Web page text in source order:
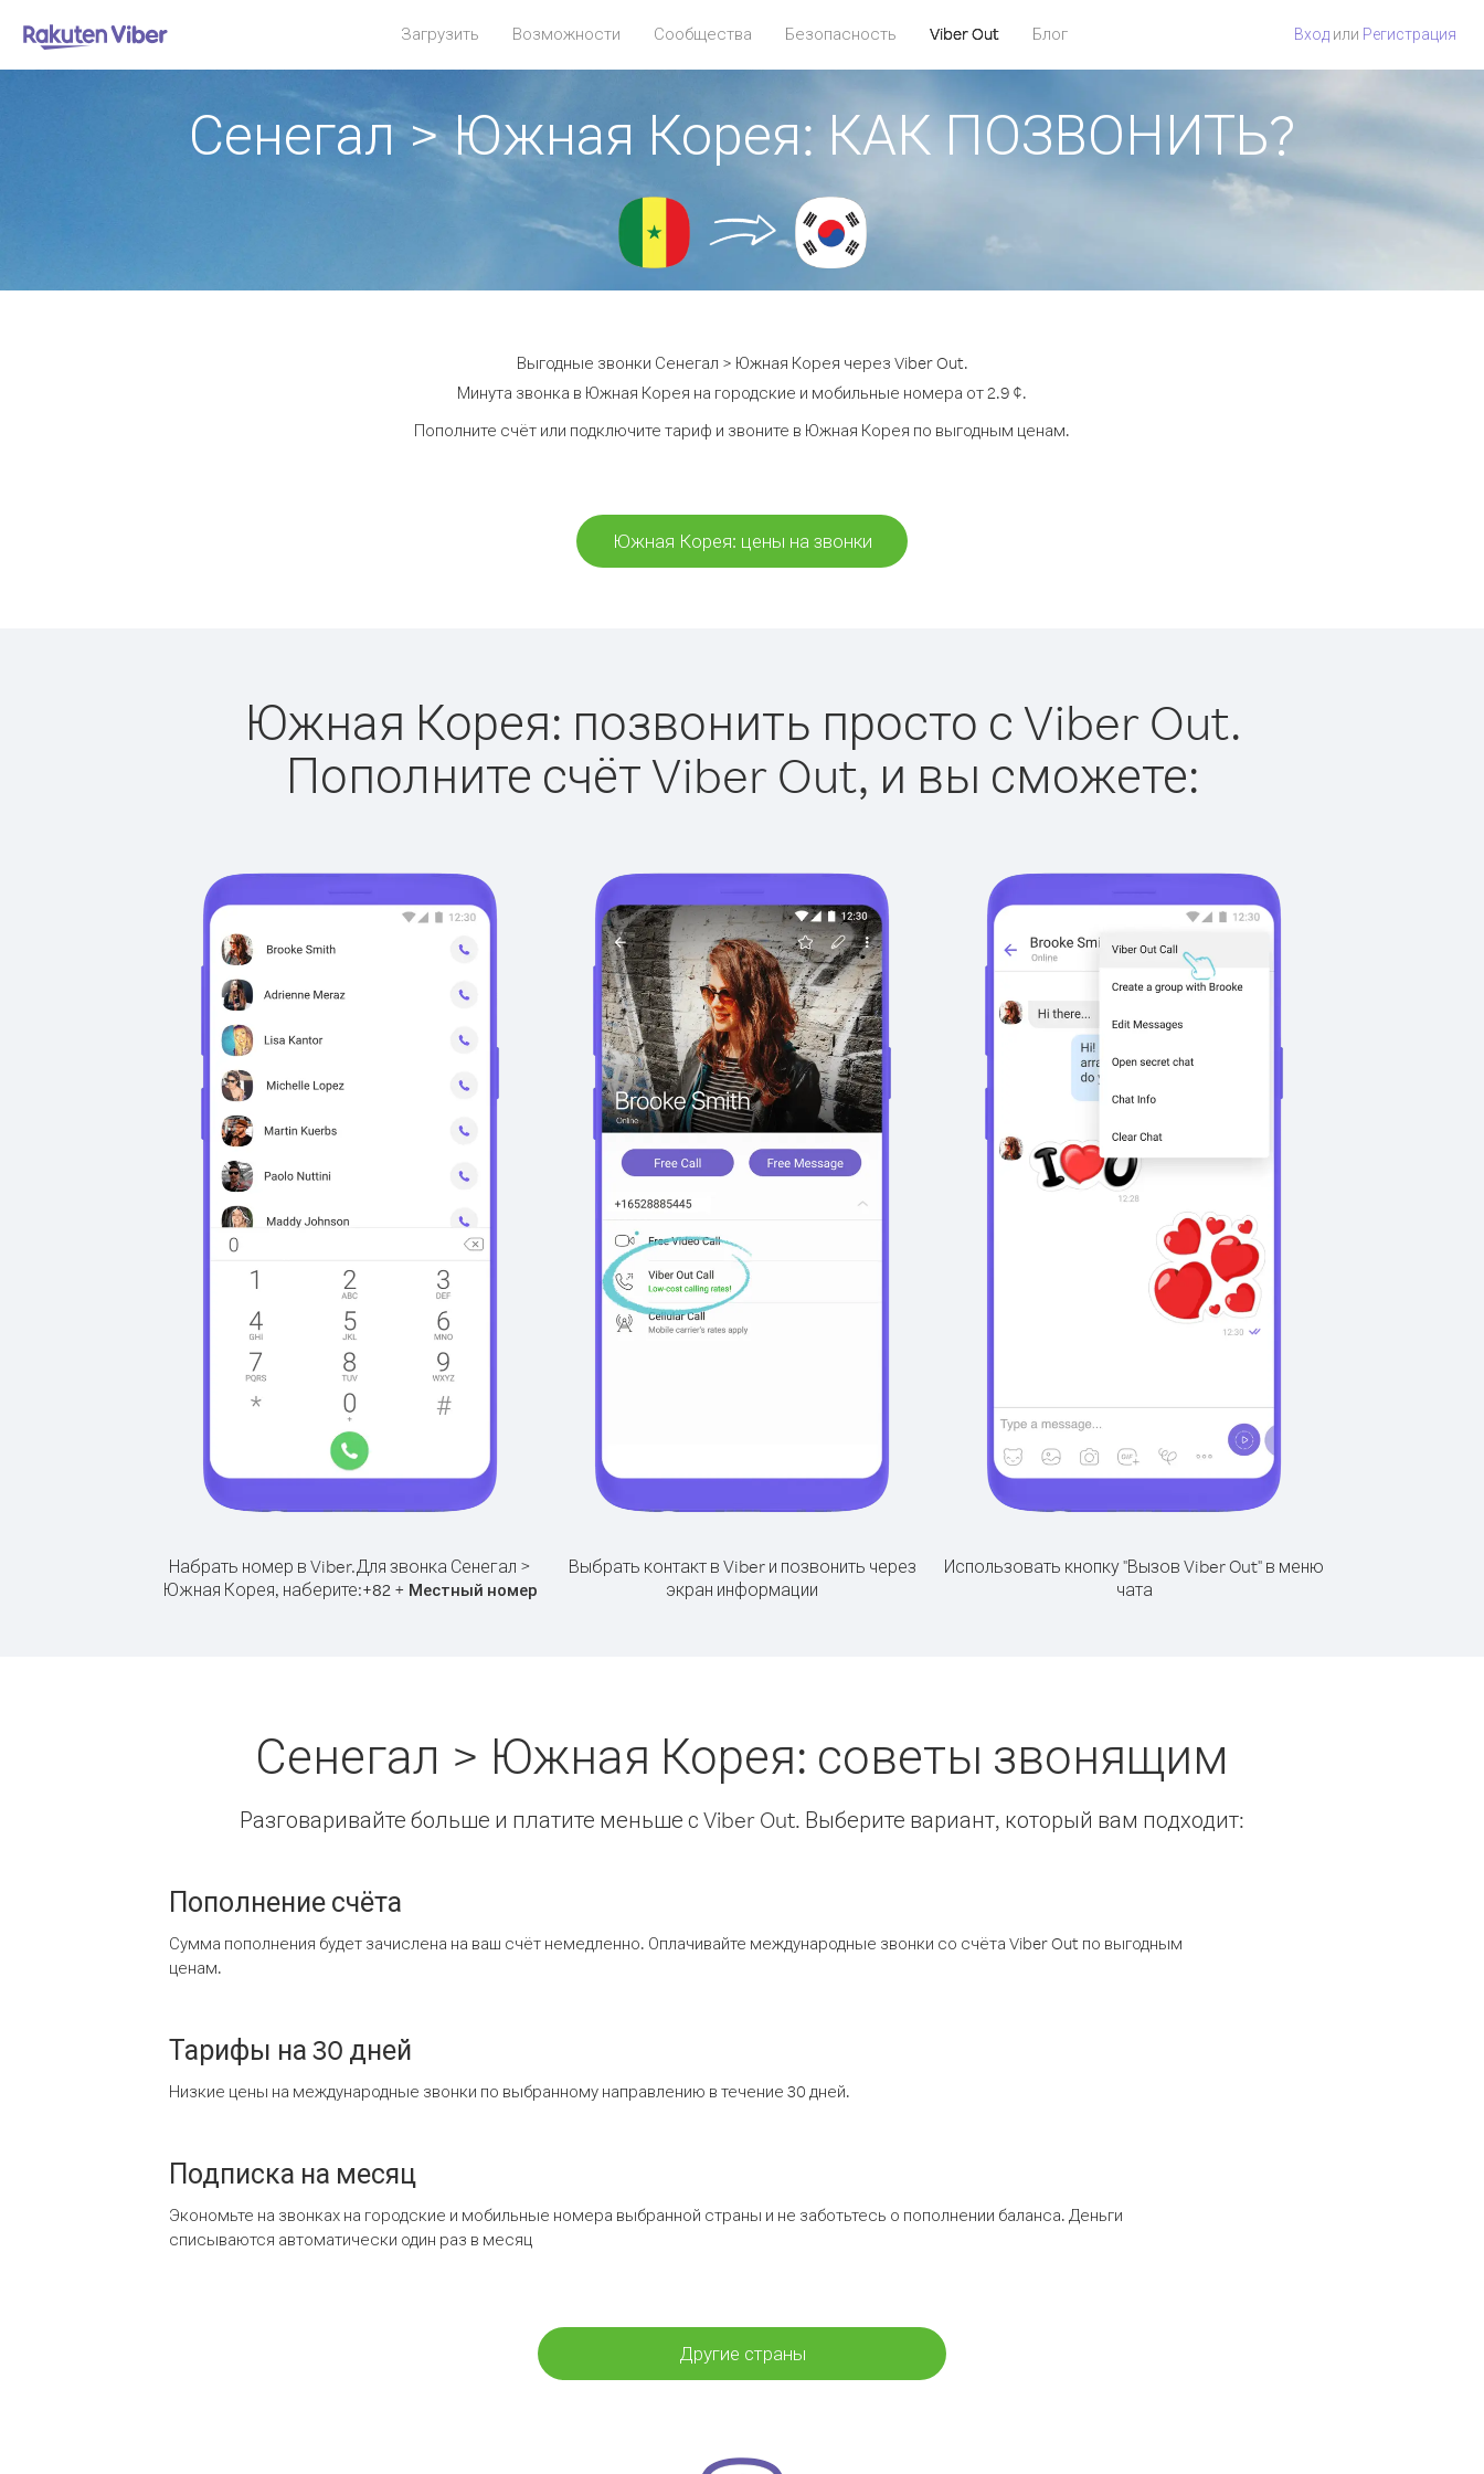
Загрузить Возможности Сообщества Безопасность Viber Out Блог Вход или Регистрация
Сенегал > Южная Корея: КАК ПОЗВОНИТЬ?
Выгодные звонки Сенегал > Южная Корея через Viber Out.
Минута звонка в Южная Корея на городские и мобильные номера от 2.9 ¢.
Пополните счёт или подключите тариф и звоните в Южная Корея по выгодным ценам.
Южная Корея: цены на звонки
Южная Корея: позвонить просто с Viber Out.
Пополните счёт Viber Out, и вы сможете:
Набрать номер в Viber.Для звонка Сенегал >
Южная Корея, наберите:+82 + Местный номер
Выбрать контакт в Viber и позвонить через
экран информации
Использовать кнопку "Вызов Viber Out" в меню
чата
Сенегал > Южная Корея: советы звонящим
Разговаривайте больше и платите меньше с Viber Out. Выберите вариант, который вам подходит:
Пополнение счёта
Сумма пополнения будет зачислена на ваш счёт немедленно. Оплачивайте международные звонки со счёта Viber Out по выгодным
ценам.
Тарифы на 30 дней
Низкие цены на международные звонки по выбранному направлению в течение 30 дней.
Подписка на месяц
Экономьте на звонках на городские и мобильные номера выбранной страны и не заботьтесь о пополнении баланса. Деньги
списываются автоматически один раз в месяц
Другие страны